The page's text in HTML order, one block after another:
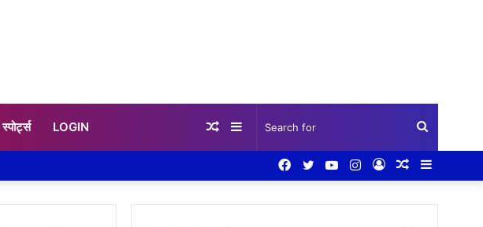
स्पोर्ट्स LOGIN
for
Sidebar
Random
Random
Log
Instagram
YouTube
Twitter
Facebook